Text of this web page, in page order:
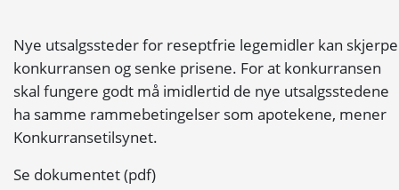
Nye utsalgssteder for reseptfrie legemidler kan skjerpe
konkurransen og senke prisene. For at konkurransen
skal fungere godt må imidlertid de nye utsalgsstedene
ha samme rammebetingelser som apotekene, mener
Konkurransetilsynet.
Se dokumentet (pdf)